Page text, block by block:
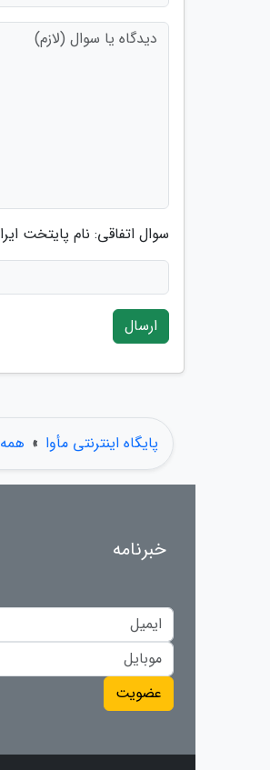
سوال اتفاقی: نام پایتخت
ارسال
پایگاه اینترنتی مأوا »
خبرنامه
عضویت